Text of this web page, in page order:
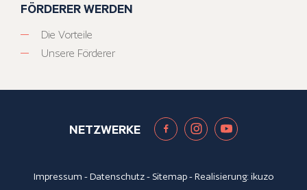
FÖRDERER WERDEN
Die Vorteile
Unsere Förderer
NETZWERKE
Impressum -Datenschutz- Sitemap- Realisierung:ikuzo